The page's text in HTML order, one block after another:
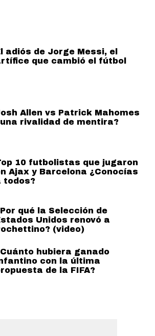
adiós de Jorge Messi, el
que cambió el fútbol
Allen vs Patrick Mahomes
rivalidad de mentira?
10 futbolistas que jugaron
Ajax y Barcelona ¿Conocías
todos?
qué la Selección de
Unidos renovó a
(video)
hubiera ganado
con la última
de la FIFA?